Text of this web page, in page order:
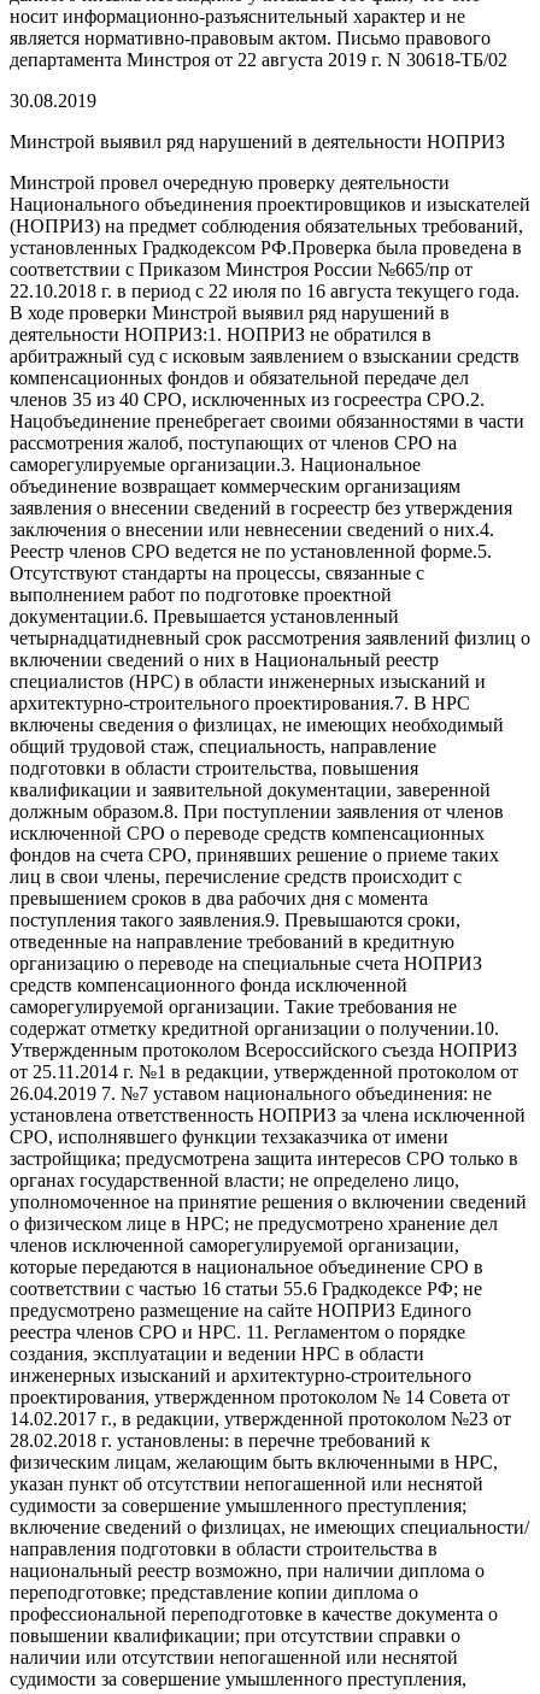
носит информационно-разъяснительный характер и не
является нормативно-правовым актом. Письмо правового
департамента Минстроя от 22 августа 2019 г. N 30618-ТБ/02
30.08.2019
Минстрой выявил ряд нарушений в деятельности НОПРИЗ
Минстрой провел очередную проверку деятельности
Национального объединения проектировщиков и изыскателей
(НОПРИЗ) на предмет соблюдения обязательных требований,
установленных Градкодексом РФ.Проверка была проведена в
соответствии с Приказом Минстроя России №665/пр от
22.10.2018 г. в период с 22 июля по 16 августа текущего года.
В ходе проверки Минстрой выявил ряд нарушений в
деятельности НОПРИЗ:1. НОПРИЗ не обратился в
арбитражный суд с исковым заявлением о взыскании средств
компенсационных фондов и обязательной передаче дел
членов 35 из 40 СРО, исключенных из госреестра СРО.2.
Нацобъединение пренебрегает своими обязанностями в части
рассмотрения жалоб, поступающих от членов СРО на
саморегулируемые организации.3. Национальное
объединение возвращает коммерческим организациям
заявления о внесении сведений в госреестр без утверждения
заключения о внесении или невнесении сведений о них.4.
Реестр членов СРО ведется не по установленной форме.5.
Отсутствуют стандарты на процессы, связанные с
выполнением работ по подготовке проектной
документации.6. Превышается установленный
четырнадцатидневный срок рассмотрения заявлений физлиц о
включении сведений о них в Национальный реестр
специалистов (НРС) в области инженерных изысканий и
архитектурно-строительного проектирования.7. В НРС
включены сведения о физлицах, не имеющих необходимый
общий трудовой стаж, специальность, направление
подготовки в области строительства, повышения
квалификации и заявительной документации, заверенной
должным образом.8. При поступлении заявления от членов
исключенной СРО о переводе средств компенсационных
фондов на счета СРО, принявших решение о приеме таких
лиц в свои члены, перечисление средств происходит с
превышением сроков в два рабочих дня с момента
поступления такого заявления.9. Превышаются сроки,
отведенные на направление требований в кредитную
организацию о переводе на специальные счета НОПРИЗ
средств компенсационного фонда исключенной
саморегулируемой организации. Такие требования не
содержат отметку кредитной организации о получении.10.
Утвержденным протоколом Всероссийского съезда НОПРИЗ
от 25.11.2014 г. №1 в редакции, утвержденной протоколом от
26.04.2019 7. №7 уставом национального объединения: не
установлена ответственность НОПРИЗ за члена исключенной
СРО, исполнявшего функции техзаказчика от имени
застройщика; предусмотрена защита интересов СРО только в
органах государственной власти; не определено лицо,
уполномоченное на принятие решения о включении сведений
о физическом лице в НРС; не предусмотрено хранение дел
членов исключенной саморегулируемой организации,
которые передаются в национальное объединение СРО в
соответствии с частью 16 статьи 55.6 Градкодексе РФ; не
предусмотрено размещение на сайте НОПРИЗ Единого
реестра членов СРО и НРС. 11. Регламентом о порядке
создания, эксплуатации и ведении НРС в области
инженерных изысканий и архитектурно-строительного
проектирования, утвержденном протоколом № 14 Совета от
14.02.2017 г., в редакции, утвержденной протоколом №23 от
28.02.2018 г. установлены: в перечне требований к
физическим лицам, желающим быть включенными в НРС,
указан пункт об отсутствии непогашенной или неснятой
судимости за совершение умышленного преступления;
включение сведений о физлицах, не имеющих специальности/
направления подготовки в области строительства в
национальный реестр возможно, при наличии диплома о
переподготовке; представление копии диплома о
профессиональной переподготовке в качестве документа о
повышении квалификации; при отсутствии справки о
наличии или отсутствии непогашенной или неснятой
судимости за совершение умышленного преступления,